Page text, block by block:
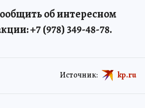
об интересном
+7 (978) 349-48-78.
Источник: kp.ru